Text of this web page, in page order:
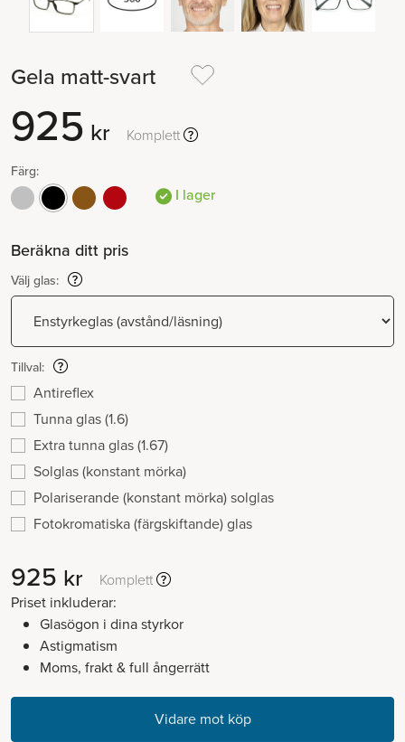
Gela matt-svart
925 kr Komplett
Färg:
I lager
Beräkna ditt pris
Välj glas:
Tillval:
Antireflex
Tunna glas (1.6)
Extra tunna glas (1.67)
Solglas (konstant mörka)
Polariserande (konstant mörka) solglas
Fotokromatiska (färgskiftande) glas
925 kr
Komplett
Priset inkluderar:
Glasögon i dina styrkor
Astigmatism
Moms, frakt & full ångerrätt